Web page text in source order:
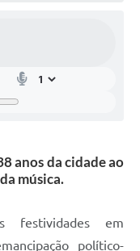
anos da cidade ao
música.
festividades em
político-